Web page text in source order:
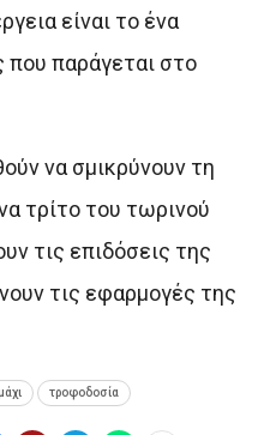
είναι το ένα
που παράγεται στο
να σμικρύνουν τη
τρίτο του τωρινού
τις επιδόσεις της
τις εφαρμογές της
τροφοδοσία